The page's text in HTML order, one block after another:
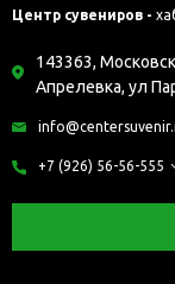
Центр сувениров -
143363,
Апрелевка, ул
+7 (926) 56-56-555